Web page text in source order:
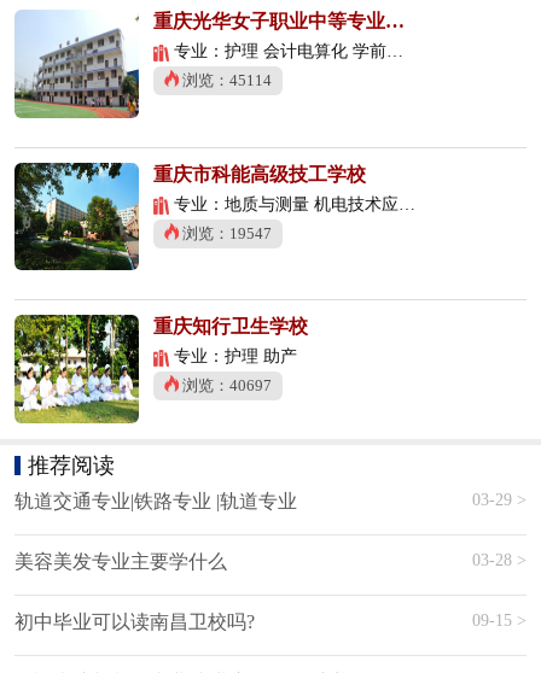
重庆光华女子职业中等专业学校
专业：护理 会计电算化 学前教育
浏览：45114
重庆市科能高级技工学校
专业：地质与测量 机电技术应用 数控技术应用
浏览：19547
重庆知行卫生学校
专业：护理 助产
浏览：40697
推荐阅读
轨道交通专业|铁路专业 |轨道专业 03-29 >
美容美发专业主要学什么 03-28 >
初中毕业可以读南昌卫校吗? 09-15 >